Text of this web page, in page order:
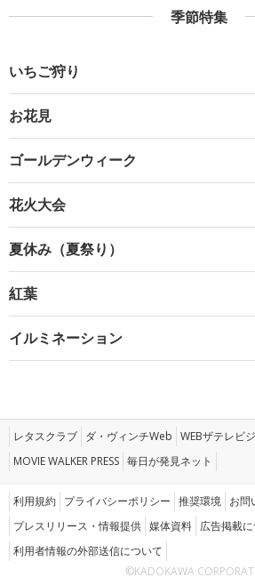
季節特集
いちご狩り
お花見
ゴールデンウィーク
花火大会
夏休み（夏祭り）
紅葉
イルミネーション
レタスクラブ ダ・ヴィンチWeb WEBザテレビ
MOVIE WALKER PRESS 毎日が発見ネット
利用規約 プライバシーポリシー 推奨環境 お問
プレスリリース・情報提供 媒体資料 広告掲載
利用者情報の外部送信について
©KADOKAWA